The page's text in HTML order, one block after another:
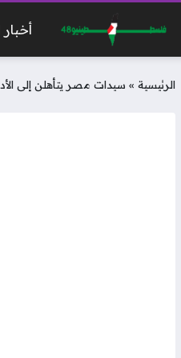
أخبار
الرئيسية » سيدات مصر يتأهلن إلى